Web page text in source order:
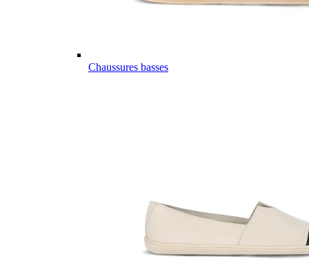
Chaussures basses